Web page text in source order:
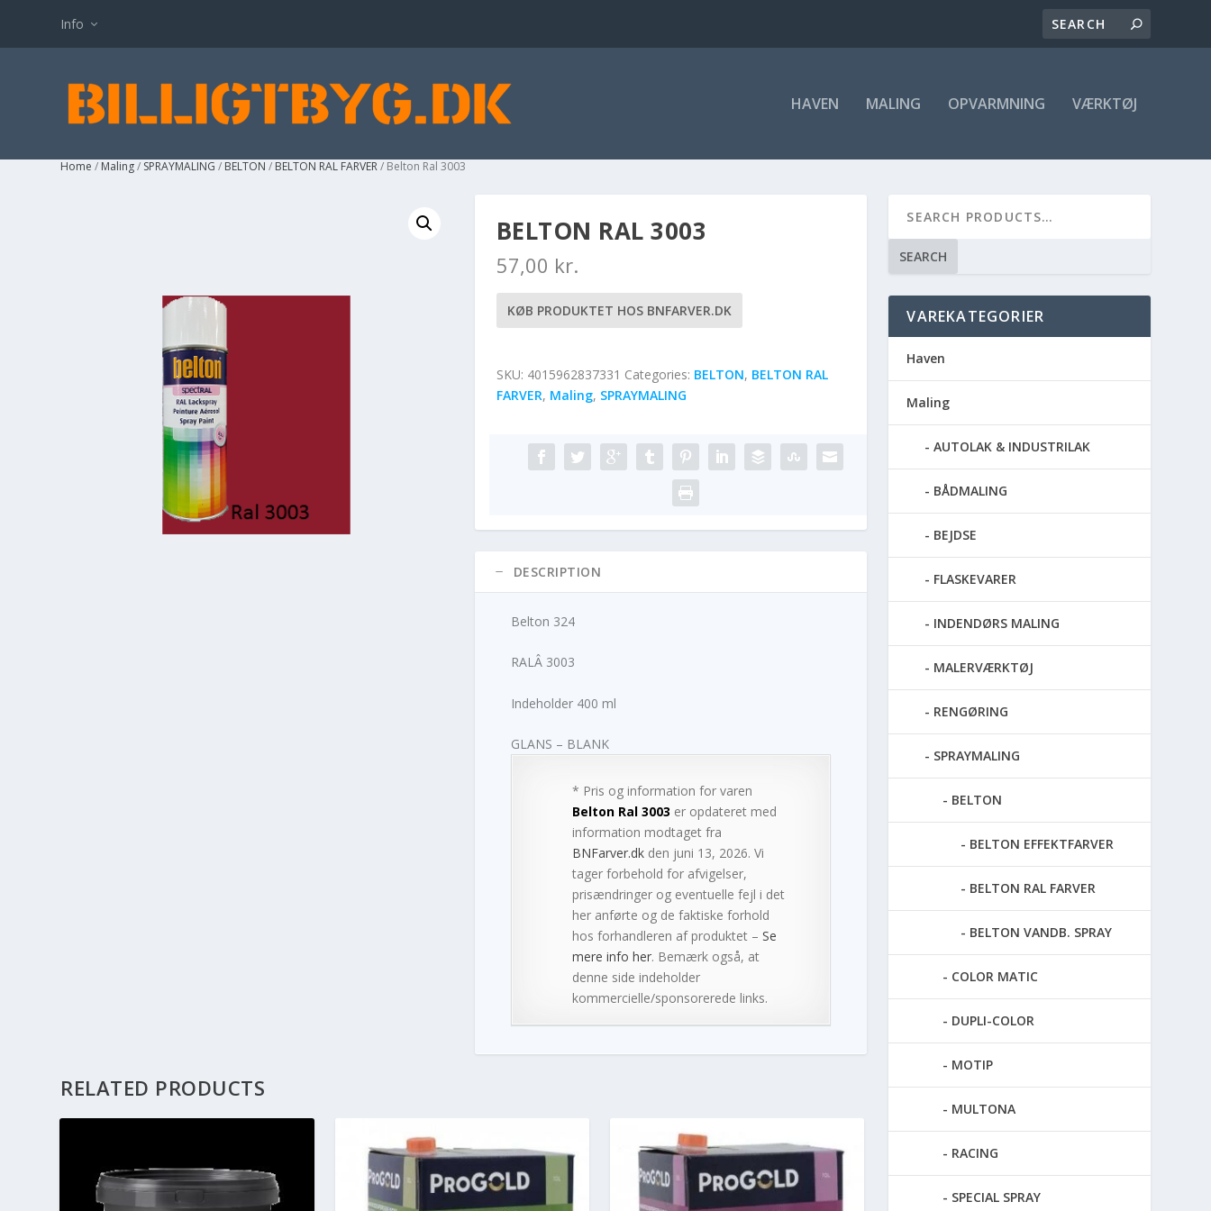
Info
HAVEN MALING OPVARMNING VÆRKTØJ
Home / Maling/ SPRAYMALING / BELTON / BELTON RAL FARVER/ Belton Ral 3003
BELTON RAL 3003
57,00 kr.
KØB PRODUKTET HOS BNFARVER.DK
SKU: 4015962837331 Categories: BELTON, BELTON RAL
FARVER, Maling, SPRAYMALING
DESCRIPTION
Belton 324
RALÂ 3003
Indeholder 400 ml
GLANS – BLANK
* Pris og information for varen
Belton Ral 3003 er opdateret med
information modtaget fra
BNFarver.dkden juni 13, 2026. Vi
tager forbehold for afvigelser,
prisændringer og eventuelle fejl i det
her anførte og de faktiske forhold
hos forhandleren af produktet – Se
mere info her. Bemærk også, at
denne side indeholder
kommercielle/sponsorerede links.
RELATED PRODUCTS
SEARCH
VAREKATEGORIER
Haven
Maling
AUTOLAK & INDUSTRILAK
BÅDMALING
BEJDSE
FLASKEVARER
INDENDØRS MALING
MALERVÆRKTØJ
RENGØRING
SPRAYMALING
BELTON
BELTON EFFEKTFARVER
BELTON RAL FARVER
BELTON VANDB. SPRAY
COLOR MATIC
DUPLI-COLOR
MOTIP
MULTONA
RACING
SPECIAL SPRAY